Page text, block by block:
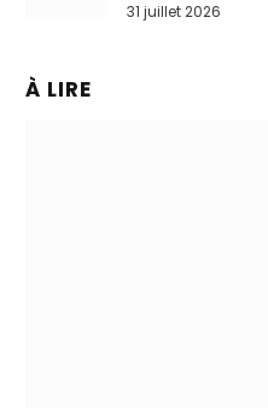
31 juillet 2026
À LIRE